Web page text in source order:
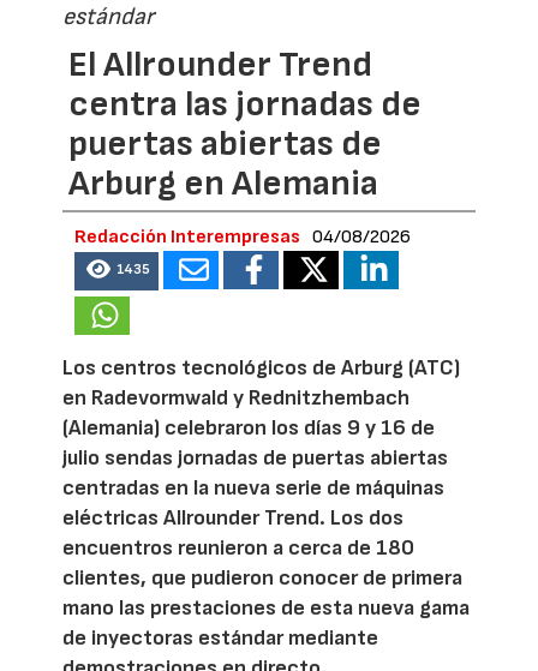
estándar
El Allrounder Trend
centra las jornadas de
puertas abiertas de
Arburg en Alemania
Redacción Interempresas 04/08/2026
1435
Los centros tecnológicos de Arburg (ATC)
en Radevormwald y Rednitzhembach
(Alemania) celebraron los días 9 y 16 de
julio sendas jornadas de puertas abiertas
centradas en la nueva serie de máquinas
eléctricas Allrounder Trend. Los dos
encuentros reunieron a cerca de 180
clientes, que pudieron conocer de primera
mano las prestaciones de esta nueva gama
de inyectoras estándar mediante